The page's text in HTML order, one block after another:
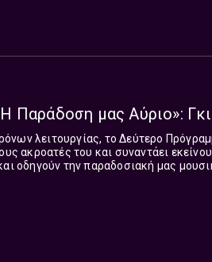
Παράδοση μας Αύριο»:
λειτουργίας, το Δεύτερο
ακροατές του και συναντάει
οδηγούν την παραδοσιακή μας